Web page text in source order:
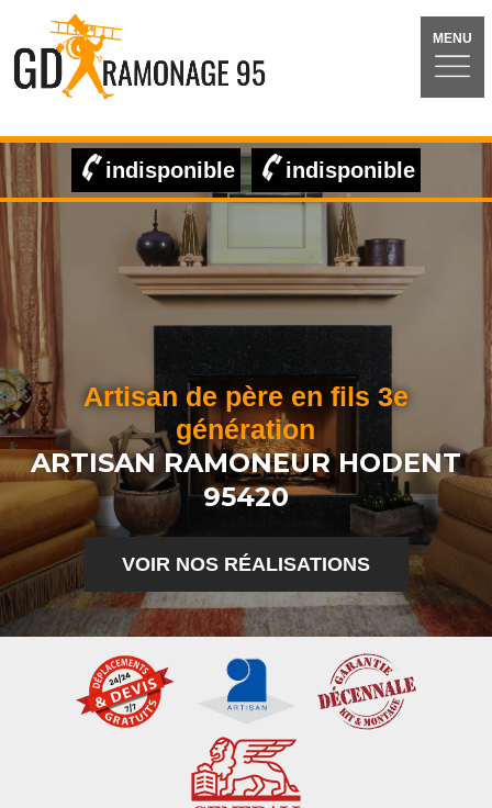
MENU
indisponible indisponible
Artisan de père en fils 3e
génération
ARTISAN RAMONEUR HODENT
95420
VOIR NOS RÉALISATIONS